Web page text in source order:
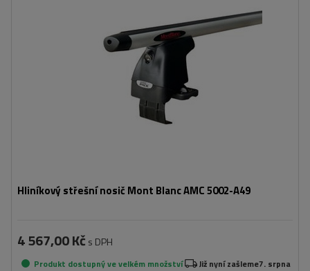
Hliníkový střešní nosič Mont Blanc AMC 5002-A49
4 567,00 Kč s DPH
Produkt dostupný ve velkém množství Již nyní zašleme7. srpna